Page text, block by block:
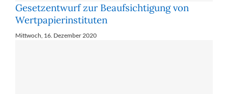
Ge­setz­ent­wurf zur Be­auf­sich­ti­gung von
Wert­pa­pier­in­sti­tu­ten
Mittwoch, 16. Dezember 2020